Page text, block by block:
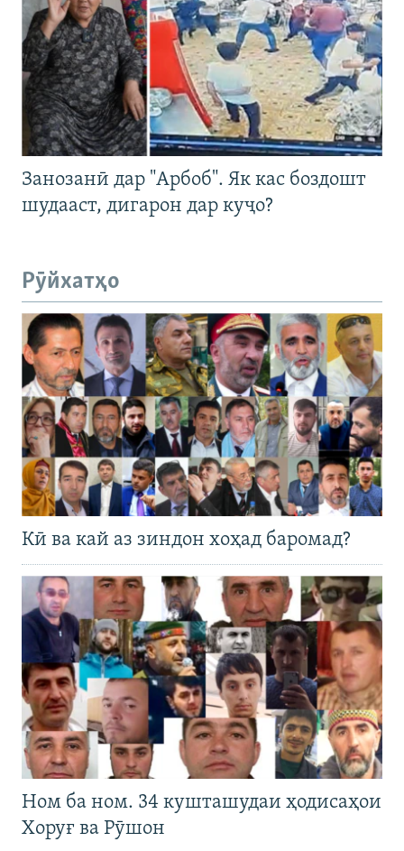
Занозанӣ дар "Арбоб". Як кас боздошт
шудааст, дигарон дар куҷо?
Рӯйхатҳо
Кӣ ва кай аз зиндон хоҳад баромад?
Ном ба ном. 34 кушташудаи ҳодисаҳои
Хоруғ ва Рӯшон